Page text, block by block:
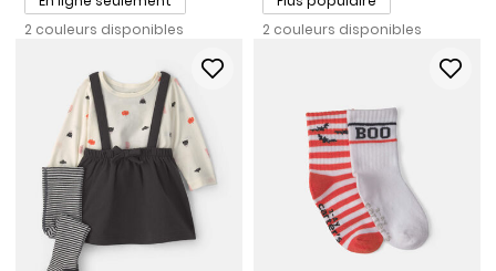
2 couleurs disponibles
2 couleurs disponibles